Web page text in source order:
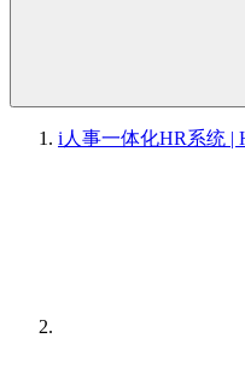
i人事一体化HR系统 |